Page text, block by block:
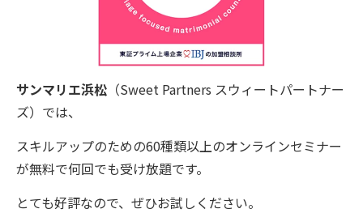
サンマリエ浜松 （Sweet Partners スウィートパートナー
ズ）では、
スキルアップのための60種類以上のオンラインセミナー
が無料で何回でも受け放題です。
とても好評なので、ぜひお試しください。